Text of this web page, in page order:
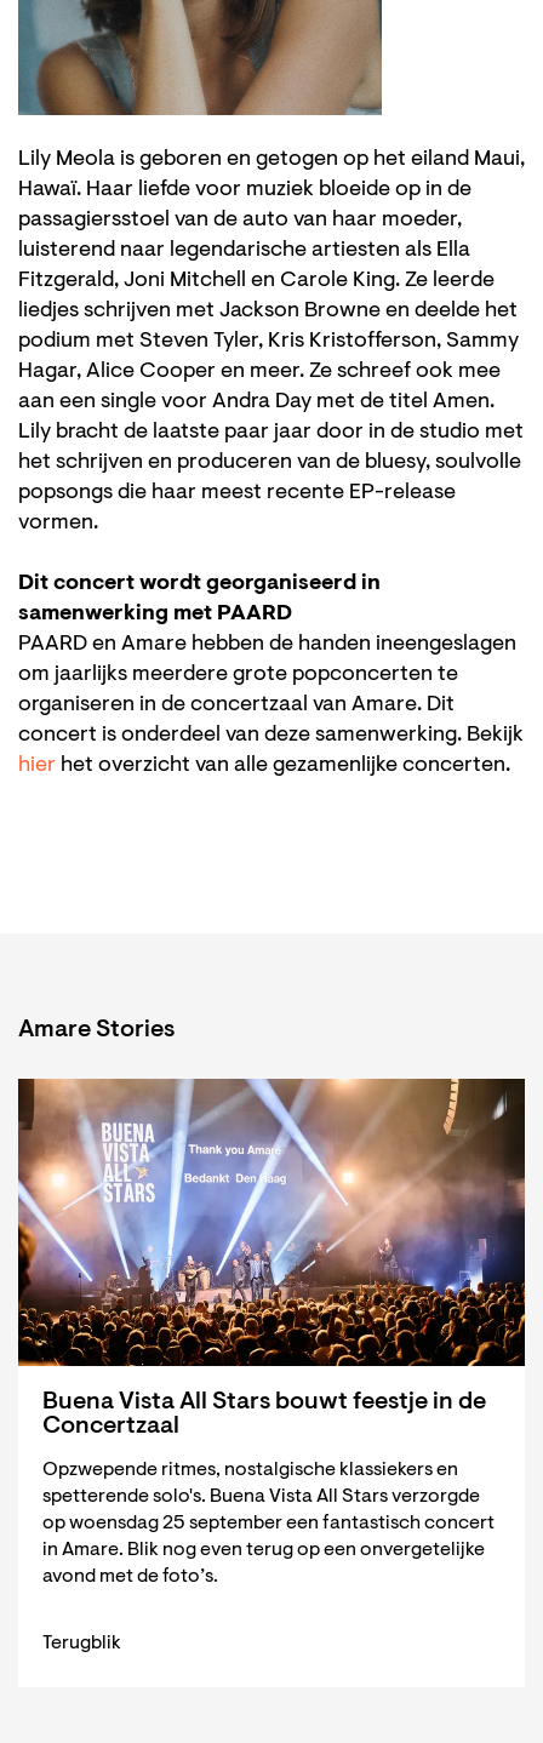
Lily Meola is geboren en getogen op het eiland Maui,
Hawaï. Haar liefde voor muziek bloeide op in de
passagiersstoel van de auto van haar moeder,
luisterend naar legendarische artiesten als Ella
Fitzgerald, Joni Mitchell en Carole King. Ze leerde
liedjes schrijven met Jackson Browne en deelde het
podium met Steven Tyler, Kris Kristofferson, Sammy
Hagar, Alice Cooper en meer. Ze schreef ook mee
aan een single voor Andra Day met de titel Amen.
Lily bracht de laatste paar jaar door in de studio met
het schrijven en produceren van de bluesy, soulvolle
popsongs die haar meest recente EP-release
vormen.
Dit concert wordt georganiseerd in
samenwerking met PAARD
PAARD en Amare hebben de handen ineengeslagen
om jaarlijks meerdere grote popconcerten te
organiseren in de concertzaal van Amare. Dit
concert is onderdeel van deze samenwerking. Bekijk
hier het overzicht van alle gezamenlijke concerten.
Amare Stories
Buena Vista All Stars bouwt feestje in de
Concertzaal
Opzwepende ritmes, nostalgische klassiekers en
spetterende solo's. Buena Vista All Stars verzorgde
op woensdag 25 september een fantastisch concert
in Amare. Blik nog even terug op een onvergetelijke
avond met de foto’s.
Terugblik